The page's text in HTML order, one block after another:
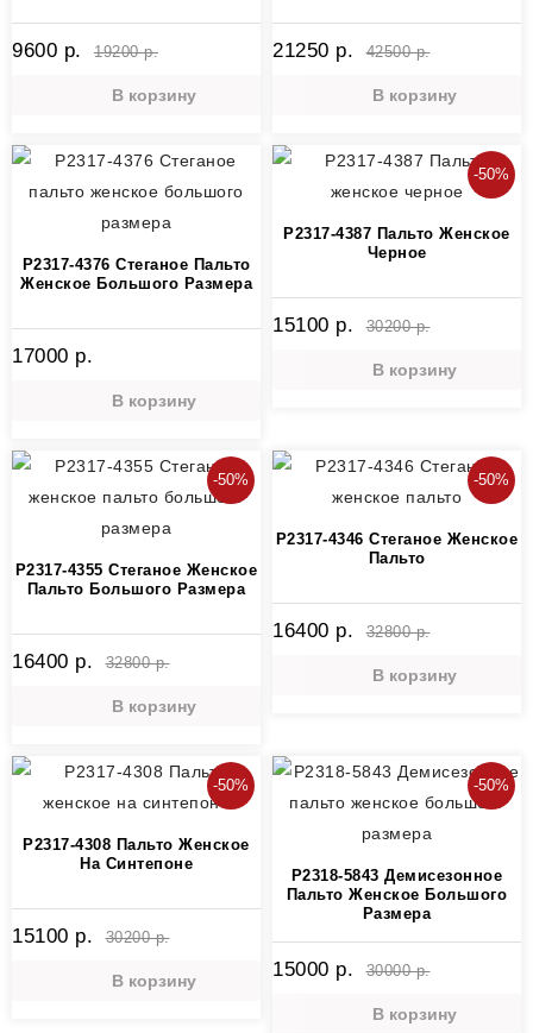
9600 р. 19200 р.
В корзину
21250 р. 42500 р.
В корзину
P2317-4376 Стеганое Пальто
Женское Большого Размера
17000 р.
В корзину
-50%
P2317-4387 Пальто Женское
Черное
15100 р. 30200 р.
В корзину
-50%
P2317-4355 Стеганое Женское
Пальто Большого Размера
16400 р. 32800 р.
В корзину
-50%
P2317-4346 Стеганое Женское
Пальто
16400 р. 32800 р.
В корзину
-50%
P2317-4308 Пальто Женское
На Синтепоне
15100 р. 30200 р.
В корзину
-50%
P2318-5843 Демисезонное
Пальто Женское Большого
Размера
15000 р. 30000 р.
В корзину